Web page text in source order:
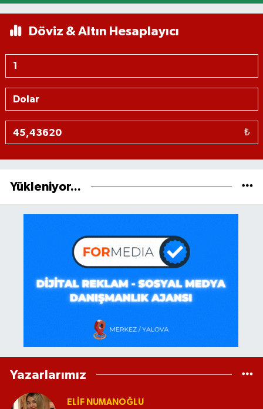
Döviz & Altın Hesaplayıcı
₺
Yükleniyor...
Yazarlarımız
ELİF NUMANOĞLU